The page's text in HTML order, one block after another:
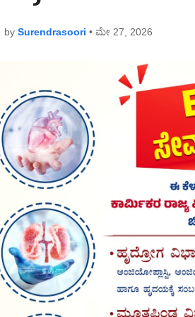
by Surendrasoori • ಮೇ 27, 2026